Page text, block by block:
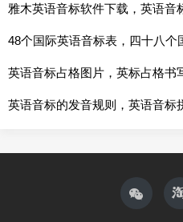
雅木英语音标软件下载，英语音
48个国际英语音标表，四十八个
英语音标占格图片，英标占格书
英语音标的发音规则，英语音标